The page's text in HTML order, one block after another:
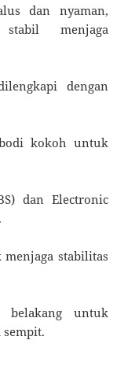
dan nyaman,
menjaga
dengan
kokoh untuk
dan Electronic
stabilitas
belakang untuk